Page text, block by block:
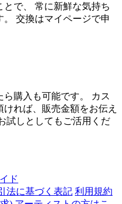
で、 常に新鮮な気持ち
交換はマイページで申
購入も可能です。 カス
れば、販売金額をお伝え
試しとしてもご活用くだ
ド
法に基づく表記 利用規約